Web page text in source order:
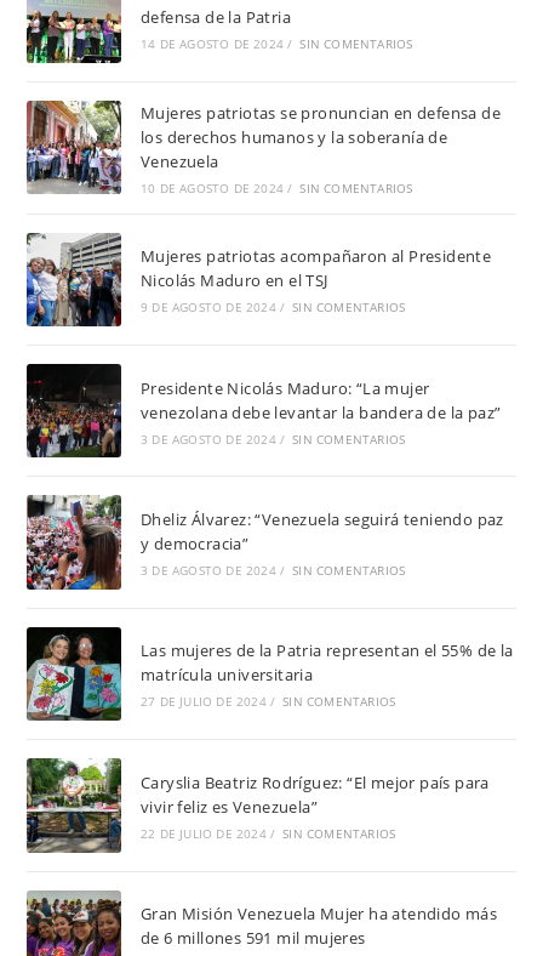
defensa de la Patria
14 DE AGOSTO DE 2024 / SIN COMENTARIOS
Mujeres patriotas se pronuncian en defensa de
los derechos humanos y la soberanía de
Venezuela
10 DE AGOSTO DE 2024 / SIN COMENTARIOS
Mujeres patriotas acompañaron al Presidente
Nicolás Maduro en el TSJ
9 DE AGOSTO DE 2024 / SIN COMENTARIOS
Presidente Nicolás Maduro: “La mujer
venezolana debe levantar la bandera de la paz”
3 DE AGOSTO DE 2024 / SIN COMENTARIOS
Dheliz Álvarez: “Venezuela seguirá teniendo paz
y democracia”
3 DE AGOSTO DE 2024 / SIN COMENTARIOS
Las mujeres de la Patria representan el 55% de la
matrícula universitaria
27 DE JULIO DE 2024 / SIN COMENTARIOS
Caryslia Beatriz Rodríguez: “El mejor país para
vivir feliz es Venezuela”
22 DE JULIO DE 2024 / SIN COMENTARIOS
Gran Misión Venezuela Mujer ha atendido más
de 6 millones 591 mil mujeres